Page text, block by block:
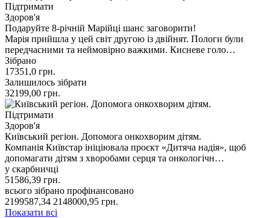
Підтримати
Здоров'я
Подаруйте 8-річній Марійці шанс заговорити!
Марія прийшла у цей світ другою із двійнят. Пологи були
передчасними та неймовірно важкими. Кисневе голо…
Зібрано
17351,0 грн.
Залишилось зібрати
32199,00 грн.
Підтримати
Здоров'я
Київський регіон. Допомога онкохворим дітям.
Компанія Київстар ініціювала проєкт «Дитяча надія», щоб
допомагати дітям з хворобами серця та онкологічн…
у скарбничці
51586,39 грн.
всього зібрано профінансовано
2199587,34 2148000,95 грн.
Показати всі